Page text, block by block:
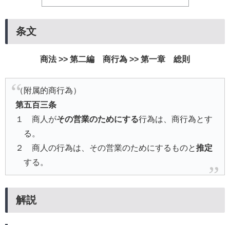
条文
商法 >> 第二編 商行為 >> 第一章 総則
（附属的商行為）
第五百三条
１ 商人がその営業のためにする行為は、商行為とす
る。
２ 商人の行為は、その営業のためにするものと推定
する。
解説